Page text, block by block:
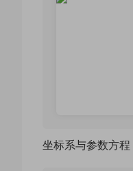
坐标系与参数方程